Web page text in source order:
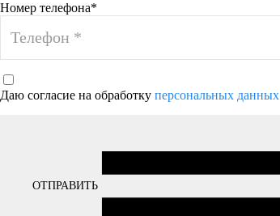
Номер телефона*
Даю согласие на обработку персональных данных
ОТПРАВИТЬ